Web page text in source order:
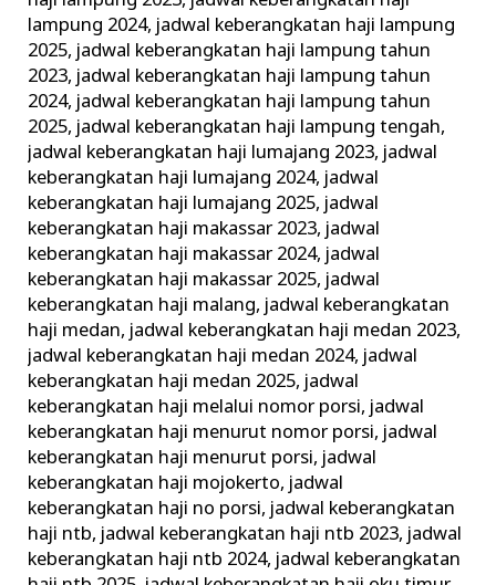
lampung 2024, jadwal keberangkatan haji lampung
2025, jadwal keberangkatan haji lampung tahun
2023, jadwal keberangkatan haji lampung tahun
2024, jadwal keberangkatan haji lampung tahun
2025, jadwal keberangkatan haji lampung tengah,
jadwal keberangkatan haji lumajang 2023, jadwal
keberangkatan haji lumajang 2024, jadwal
keberangkatan haji lumajang 2025, jadwal
keberangkatan haji makassar 2023, jadwal
keberangkatan haji makassar 2024, jadwal
keberangkatan haji makassar 2025, jadwal
keberangkatan haji malang, jadwal keberangkatan
haji medan, jadwal keberangkatan haji medan 2023,
jadwal keberangkatan haji medan 2024, jadwal
keberangkatan haji medan 2025, jadwal
keberangkatan haji melalui nomor porsi, jadwal
keberangkatan haji menurut nomor porsi, jadwal
keberangkatan haji menurut porsi, jadwal
keberangkatan haji mojokerto, jadwal
keberangkatan haji no porsi, jadwal keberangkatan
haji ntb, jadwal keberangkatan haji ntb 2023, jadwal
keberangkatan haji ntb 2024, jadwal keberangkatan